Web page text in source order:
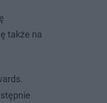
także na